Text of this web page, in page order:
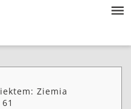
Ziemia